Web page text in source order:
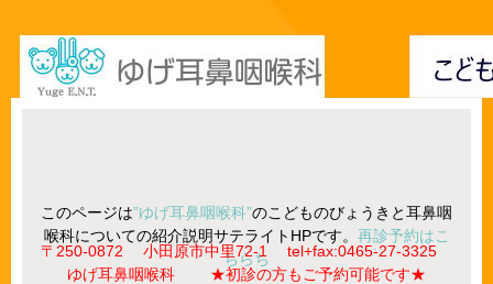
〒250-0872 小田原市中里72-1 tel+fax:0465-27-3325
ゆげ耳鼻咽喉科 ★初診の方もご予約可能です★
このページは”ゆげ耳鼻咽喉科”のこどものびょうきと耳鼻咽
喉科についての紹介説明サテライトHPです。 再診予約はこ
ちらち